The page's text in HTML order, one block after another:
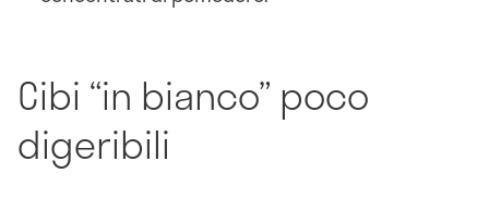
Cibi “in bianco” poco
digeribili